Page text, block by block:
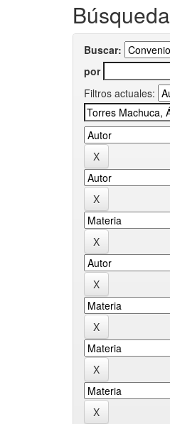
Búsqueda
Buscar:
por
Filtros actuales: